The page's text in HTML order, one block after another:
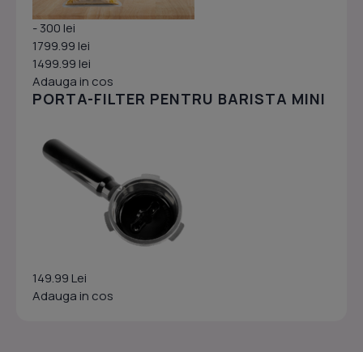
- 300 lei
1799.99 lei
1499.99 lei
Adauga in cos
PORTA-FILTER PENTRU BARISTA MINI
149.99 Lei
Adauga in cos